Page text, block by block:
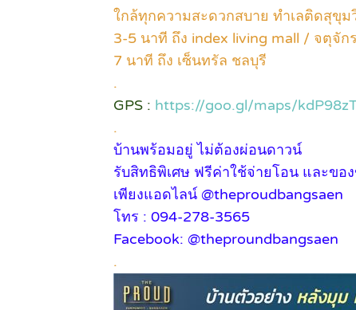
ใกล้ทุกความสะดวกสบาย ทำเลติดสุขุ
3-5 นาที ถึง index living mall / จตุจั
7 นาที ถึง เซ็นทรัล ชลบุรี
.
GPS : https://goo.gl/maps/
.
บ้านพร้อมอยู่ ไม่ต้องผ่อนดาวน์
รับสิทธิพิเศษ ฟรีค่าใช้จ่ายโอน และขอ
เพียงแอดไลน์ @theproudbangsaen
โทร : 094-278-3565
Facebook: @theproundbangsaen
.